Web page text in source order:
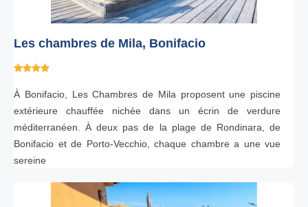
Les chambres de Mila, Bonifacio
À Bonifacio, Les Chambres de Mila proposent une piscine
extérieure chauffée nichée dans un écrin de verdure
méditerranéen. À deux pas de la plage de Rondinara, de
Bonifacio et de Porto-Vecchio, chaque chambre a une vue
sereine